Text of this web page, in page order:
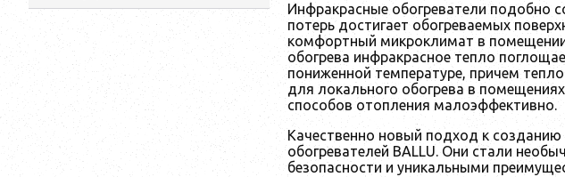
Инфракрасные обогреватели подобно
потерь достигает обогреваемых
комфортный микроклимат в
обогрева инфракрасное тепло
пониженной температуре, причем
для локального обогрева в
способов отопления малоэффективно.
Качественно новый подход к
обогревателей BALLU. Они стали
безопасности и уникальными